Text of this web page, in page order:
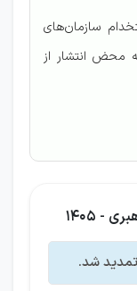
سازمان‌های
محض انتشار از
- 1405
تمدید شد.